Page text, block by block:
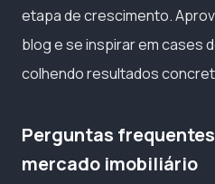
etapa de crescimento.
blog e se inspirar em cases
colhendo resultados
Perguntas
mercado imobiliário